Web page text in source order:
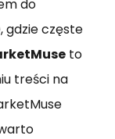
do
gdzie częste
to
treści na